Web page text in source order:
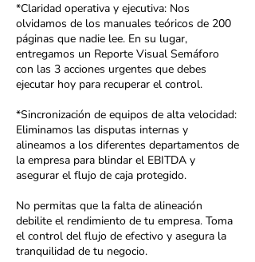
*Claridad operativa y ejecutiva: Nos
olvidamos de los manuales teóricos de 200
páginas que nadie lee. En su lugar,
entregamos un Reporte Visual Semáforo
con las 3 acciones urgentes que debes
ejecutar hoy para recuperar el control.
*Sincronización de equipos de alta velocidad:
Eliminamos las disputas internas y
alineamos a los diferentes departamentos de
la empresa para blindar el EBITDA y
asegurar el flujo de caja protegido.
No permitas que la falta de alineación
debilite el rendimiento de tu empresa. Toma
el control del flujo de efectivo y asegura la
tranquilidad de tu negocio.